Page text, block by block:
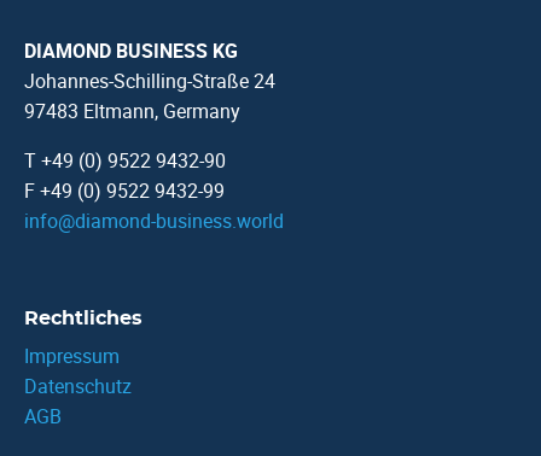
DIAMOND BUSINESS KG
Johannes-Schilling-Straße 24
97483 Eltmann, Germany
T +49 (0) 9522 9432-90
F +49 (0) 9522 9432-99
info@diamond-business.world
Rechtliches
Impressum
Datenschutz
AGB